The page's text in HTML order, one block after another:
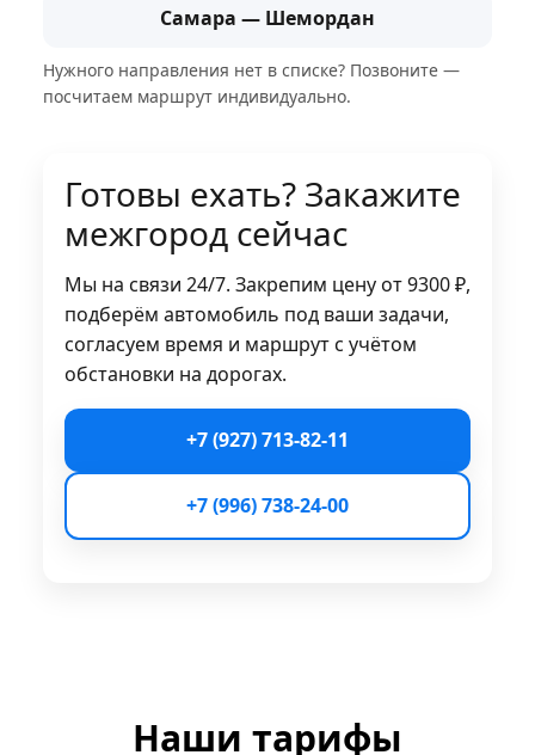
Самара — Шемордан
Нужного направления нет в списке? Позвоните —
посчитаем маршрут индивидуально.
Готовы ехать? Закажите
межгород сейчас
Мы на связи 24/7. Закрепим цену от 9300 ₽,
подберём автомобиль под ваши задачи,
согласуем время и маршрут с учётом
обстановки на дорогах.
+7 (927) 713-82-11
+7 (996) 738-24-00
Наши тарифы